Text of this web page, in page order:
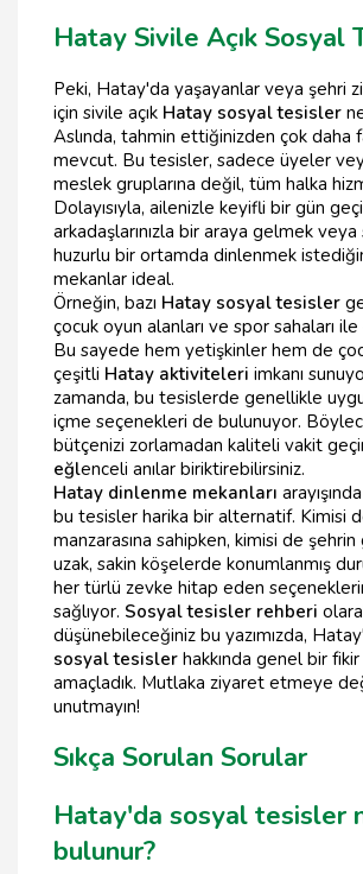
Hatay Sivile Açık Sosyal
Peki, Hatay'da yaşayanlar veya şehri
için sivile açık Hatay sosyal tesisler
Aslında, tahmin ettiğinizden çok daha
mevcut. Bu tesisler, sadece üyeler
meslek gruplarına değil, tüm halka
Dolayısıyla, ailenizle keyifli bir gün
arkadaşlarınızla bir araya gelmek
huzurlu bir ortamda dinlenmek
mekanlar ideal.
Örneğin, bazı Hatay sosyal tesisler
çocuk oyun alanları ve spor sahaları
Bu sayede hem yetişkinler hem de
çeşitli Hatay aktiviteleri imkanı
zamanda, bu tesislerde genellikle
içme seçenekleri de bulunuyor.
bütçenizi zorlamadan kaliteli vakit
eğlenceli anılar biriktirebilirsiniz.
Hatay dinlenme mekanları
bu tesisler harika bir alternatif. Kimisi
manzarasına sahipken, kimisi de
uzak, sakin köşelerde konumlanmış
her türlü zevke hitap eden
sağlıyor. Sosyal tesisler rehberi
düşünebileceğiniz bu yazımızda,
sosyal tesisler hakkında genel bir
amaçladık. Mutlaka ziyaret etmeye
unutmayın!
Sıkça Sorulan Sorular
Hatay'da sosyal tesisler
bulunur?